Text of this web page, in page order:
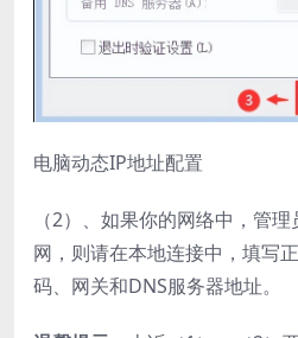
电脑动态IP地址配置
（2）、如果你的网络中，管
网，则请在本地连接中，填写
码、网关和DNS服务器地址。